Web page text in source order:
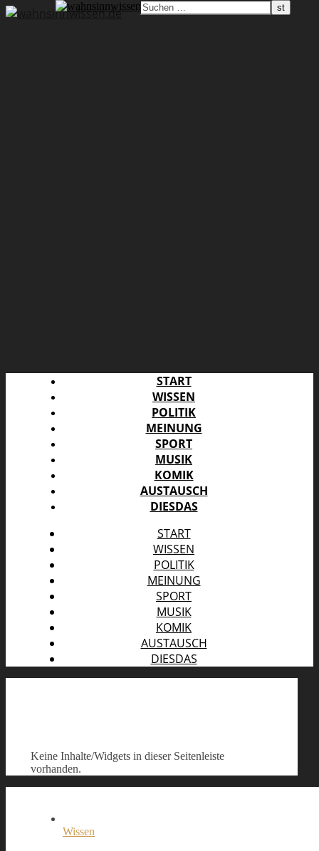
START
WISSEN
POLITIK
MEINUNG
SPORT
MUSIK
KOMIK
AUSTAUSCH
DIESDAS
START
WISSEN
POLITIK
MEINUNG
SPORT
MUSIK
KOMIK
AUSTAUSCH
DIESDAS
Keine Inhalte/Widgets in dieser Seitenleiste
vorhanden.
Wissen